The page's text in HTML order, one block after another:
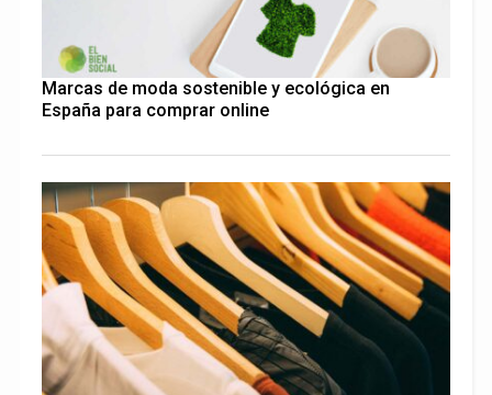
Marcas de moda sostenible y ecológica en
España para comprar online